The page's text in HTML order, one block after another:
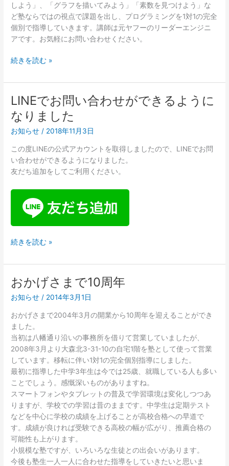
しよう」、「グラフを描いてみよう」「素数を見つけよう」な
ど塾ならではの視点で課題を出し、プログラミングを1対1の完全
個別で指導していきます。講師は元ヤフーのリーダーエンジニ
アです。お気軽にお問い合わせください。
小
生
向
け
プ
ロ
ラ
ミ
ン
じ
め
し
続きを読む »
LINEでお問い合わせができるように
なりました
お知らせ / 2018年11月3日
この度LINEの公式アカウントを取得しましたので、LINEでお問
い合わせができるようになりました。
友だち追加をしてご利用ください。
LINE
お
問
い
合
せ
が
で
き
る
よ
う
に
な
り
ま
し
た
続きを読む »
おかげさまで10周年
お知らせ / 2014年3月1日
おかげさまで2004年3月の開業から10周年を迎えることができ
ました。
当初は八幡通り沿いの事務所を借りて営業していましたが、
2008年3月より大森北3-31-10の自宅1階を塾として使って営業
しています。移転に伴い1対1の完全個別指導にしました。
最初に指導した中学3年生は今では25歳、就職している人も多い
ことでしょう。感慨深いものがありますね。
スマートフォンやタブレットの普及で学習環境は変化しつつあ
りますが、学校での学習は昔のままです。中学生は定期テスト
などを中心に学校の成績を上げることが高校合格への早道で
す。成績が良ければ受験できる高校の幅が広がり、推薦合格の
可能性も上がります。
小規模な塾ですが、いろいろな生徒との出会いがあります。
今後も塾生一人一人に合わせた指導をしていきたいと思いま